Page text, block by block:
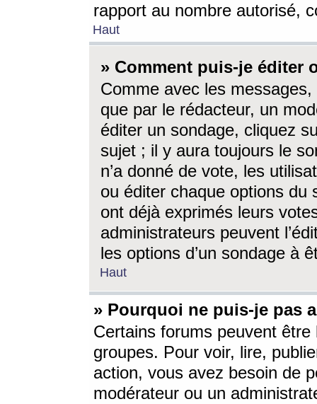
rapport au nombre autorisé,
Haut
» Comment puis-je éditer
Comme avec les
que par le rédacteur, un
éditer un sondage, cliquez
sujet ; il y aura toujours le
n’a donné de vote, les
ou éditer chaque options du
ont déjà exprimés leurs
administrateurs peuvent
les options d’un sondage à
Haut
» Pourquoi ne puis-je pas
Certains forums peuvent être
groupes. Pour voir, lire,
action, vous avez besoin de
modérateur ou un